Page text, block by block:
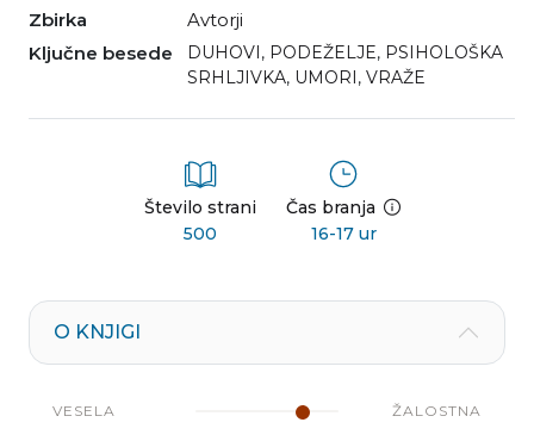
Zbirka
Avtorji
Ključne besede
DUHOVI , PODEŽELJE, PSIHOLOŠKA
SRHLJIVKA, UMORI , VRAŽE
Število strani
500
Čas branja
16-17 ur
O KNJIGI
VESELA ŽALOSTNA